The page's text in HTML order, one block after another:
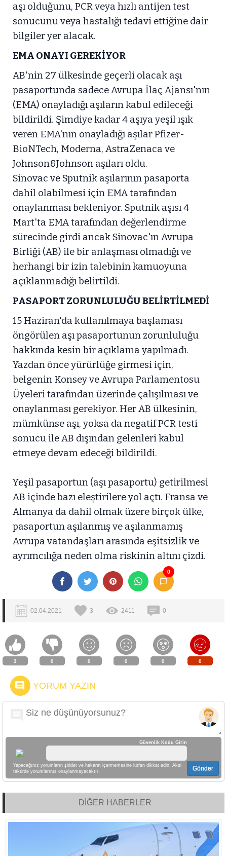
aşı olduğunu, PCR veya hızlı antijen test
sonucunu veya hastalığı tedavi ettiğine dair
bilgiler yer alacak.
EMA ONAYI GEREKİYOR
AB'nin 27 ülkesinde geçerli olacak aşı
pasaportunda sadece Avrupa İlaç Ajansı'nın
(EMA) onayladığı aşıların kabul edileceği
bildirildi. Şimdiye kadar 4 aşıya yeşil ışık
veren EMA'nın onayladığı aşılar Pfizer-
BioNTech, Moderna, AstraZenaca ve
Johnson&Johnson aşıları oldu.
Sinovac ve Sputnik aşılarının pasaporta
dahil olabilmesi için EMA tarafından
onaylanması bekleniyor. Sputnik aşısı 4
Mart'ta EMA tarafından değerlendirme
sürecinde girdi ancak Sinovac'ın Avrupa
Birliği (AB) ile bir anlaşması olmadığı ve
herhangi bir izin talebinin kamuoyuna
açıklanmadığı belirtildi.
PASAPORT ZORUNLULUĞU BELİRTİLMEDİ
15 Haziran'da kullanılmaya başlaması
öngörülen aşı pasaportunun zorunluluğu
hakkında kesin bir açıklama yapılmadı.
Yazdan önce yürürlüğe girmesi için,
belgenin Konsey ve Avrupa Parlamentosu
Üyeleri tarafından üzerinde çalışılması ve
onaylanması gerekiyor. Her AB ülkesinin,
mümkünse aşı, yoksa da negatif PCR testi
sonucu ile AB dışından gelenleri kabul
etmeye devam edeceği bildirildi.
Yeşil pasaportun (aşı pasaportu) getirilmesi
AB içinde bazı eleştirilere yol açtı. Fransa ve
Almanya da dahil olmak üzere birçok ülke,
pasaportun aşılanmış ve aşılanmamış
Avrupa vatandaşları arasında eşitsizlik ve
ayrımcılığa neden olma riskinin altını çizdi.
0
02.04.2021 3 2411 0
3 0 0 0 0 0
YORUM YAZIN
Güvenlik Kodu Girin
Yapacağınız yorumların şiddet ve hakaret içermemesine lütfen dikkat edin. Aksi
taktirde yorumlarınız onaylanmayacaktır.
Gönder
DİĞER HABERLER